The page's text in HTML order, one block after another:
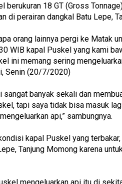
berukuran 18 GT (Gross
di perairan dangkal Batu Lepe,
orang lainnya pergi ke Matak
WIB kapal Puskel yang kami
ini memang sering
Senin (20/7/2020)
sangat banyak sekali dan
tapi saya tidak bisa masuk
api,” sambungnya.
kapal Puskel yang
Tanjung Momong karena